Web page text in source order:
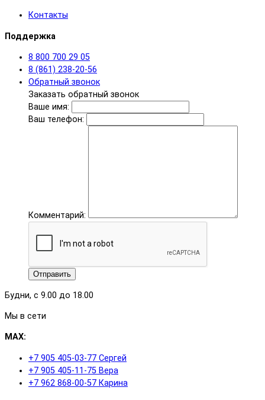
Контакты
Поддержка
8 800 700 29 05
8 (861) 238-20-56
Обратный звонок
Заказать обратный звонок
Ваше имя:
Ваш телефон:
Комментарий:
Отправить
Будни, с 9.00 до 18.00
Мы в сети
MAX:
+7 905 405-03-77 Сергей
+7 905 405-11-75 Вера
+7 962 868-00-57 Карина